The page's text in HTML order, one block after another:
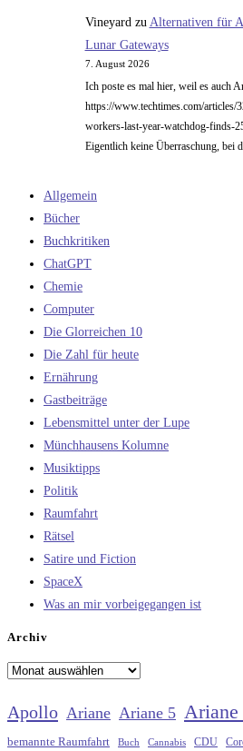
Vineyard zu Alternativen für
Lunar Gateways
7. August 2026
Ich poste es mal hier, weil es auch
https://www.techtimes.com/articles/
workers-last-year-watchdog-finds-
Eigentlich keine Überraschung, bei
Allgemein
Bücher
Buchkritiken
ChatGPT
Chemie
Computer
Die Glorreichen 10
Die Zahl für heute
Ernährung
Gastbeiträge
Lebensmittel unter der Lupe
Münchhausens Kolumne
Musiktipps
Politik
Raumfahrt
Rätsel
Satire und Fiction
SpaceX
Was an mir vorbeigegangen ist
Archiv
Archiv
Apollo Ariane Ariane 5 Ariane
bemannte Raumfahrt Buch Cannabis CDU